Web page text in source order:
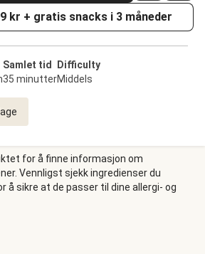
kr + gratis snacks i 3 måneder
Samlet tid
35 minutter
Difficulty
Middels
for å finne informasjon om
Vennligst sjekk ingredienser du
å sikre at de passer til dine allergi- og